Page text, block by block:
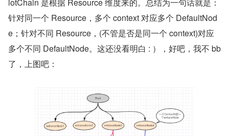
针对同一个 Resource，多个 context 对应多个 DefaultNod
e；针对不同 Resource，(不管是否是同一个 context)对应
多个不同 DefaultNode。这还没看明白 : ），好吧，我不 bb
了，上图吧：